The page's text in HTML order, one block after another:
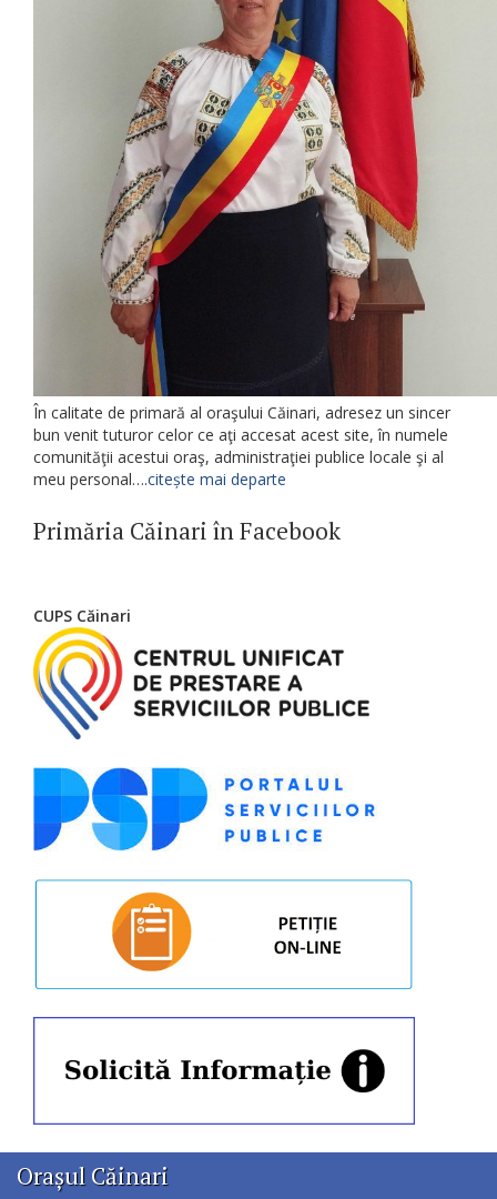
În calitate de primară al oraşului Căinari, adresez un sincer
bun venit tuturor celor ce aţi accesat acest site, în numele
comunităţii acestui oraş, administraţiei publice locale şi al
meu personal….citește mai departe
Primăria Căinari în Facebook
CUPS Căinari
Orașul Căinari